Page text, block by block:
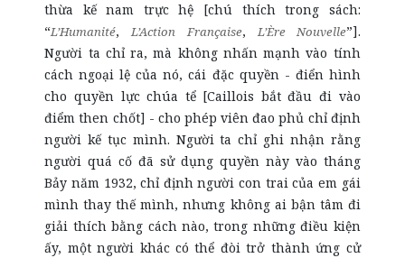
thừa kế nam trực hệ [chú thích trong sách:
“L’Humanité, L’Action Française, L’Ère Nouvelle”].
Người ta chỉ ra, mà không nhấn mạnh vào tính
cách ngoại lệ của nó, cái đặc quyền - điển hình
cho quyền lực chúa tể [Caillois bắt đầu đi vào
điểm then chốt] - cho phép viên đao phủ chỉ định
người kế tục mình. Người ta chỉ ghi nhận rằng
người quá cố đã sử dụng quyền này vào tháng
Bảy năm 1932, chỉ định người con trai của em gái
mình thay thế mình, nhưng không ai bận tâm đi
giải thích bằng cách nào, trong những điều kiện
ấy, một người khác có thể đòi trở thành ứng cử